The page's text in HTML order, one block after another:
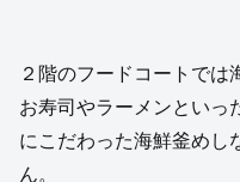
２階のフードコートでは
お寿司やラーメンといっ
にこだわった海鮮釜めし
ん。